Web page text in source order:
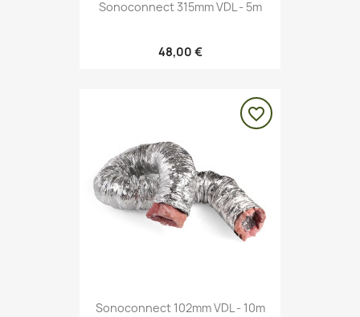
Sonoconnect 315mm VDL - 5m
48,00 €
Sonoconnect 102mm VDL - 10m
favorite_border